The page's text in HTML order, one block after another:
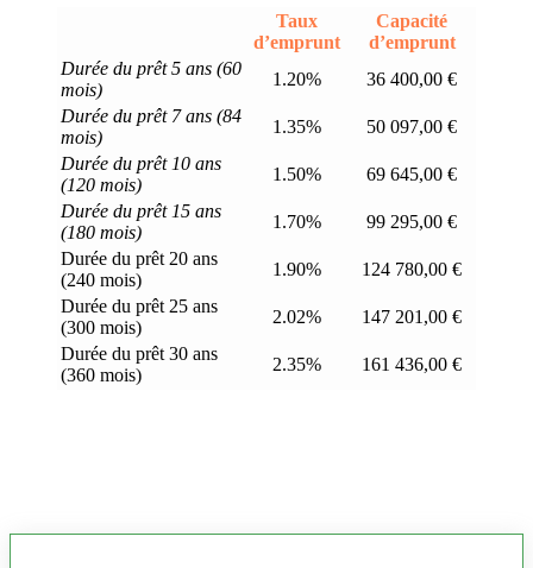
Taux
d’emprunt
Capacité
d’emprunt
Durée du prêt 5 ans (60
mois)
1.20%
36 400,00 €
Durée du prêt 7 ans (84
mois)
1.35%
50 097,00 €
Durée du prêt 10 ans
(120 mois)
1.50%
69 645,00 €
Durée du prêt 15 ans
(180 mois)
1.70%
99 295,00 €
Durée du prêt 20 ans
(240 mois)
1.90%
124 780,00 €
Durée du prêt 25 ans
(300 mois)
2.02%
147 201,00 €
Durée du prêt 30 ans
(360 mois)
2.35% 161 436,00 €